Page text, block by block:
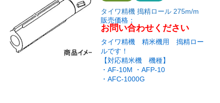
タイワ精機 搗精ロール 275m/m
販売価格：
お問い合わせください
タイワ精機 精米機用 搗精ロー
ルです！
【対応精米機 機種】
・AF-10M ・AFP-10
・AFC-1000G